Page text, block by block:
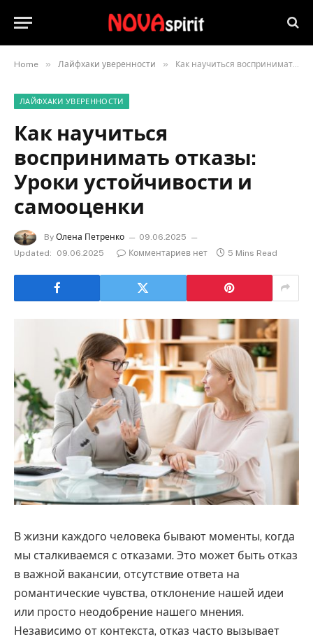
Home » Лайфхаки уверенности » Как научиться воспринимать отказы: Уроки устойчивости и самооценки
ЛАЙФХАКИ УВЕРЕННОСТИ
Как научиться
воспринимать отказы:
Уроки устойчивости и
самооценки
By Олена Петренко
09.06.2025
Updated:
09.06.2025 Комментариев нет 5 Mins Read
В жизни каждого человека бывают моменты, когда
мы сталкиваемся с отказами. Это может быть отказ
в важной вакансии, отсутствие ответа на
романтические чувства, отклонение нашей идеи
или просто неодобрение нашего мнения.
Независимо от контекста, отказ часто вызывает